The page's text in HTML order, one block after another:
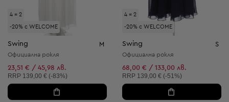
4 = 2
-20% с WELCOME
Swing M
Официална рокля
23,51 € / 45,98 лв.
Препоръчителна цена:
RRP 139,00 € (-83%)
4 = 2
-20% с WELCOME
Swing S
Официална рокля
68,00 € / 133,00 лв.
Препоръчителна цена:
RRP 139,00 € (-51%)